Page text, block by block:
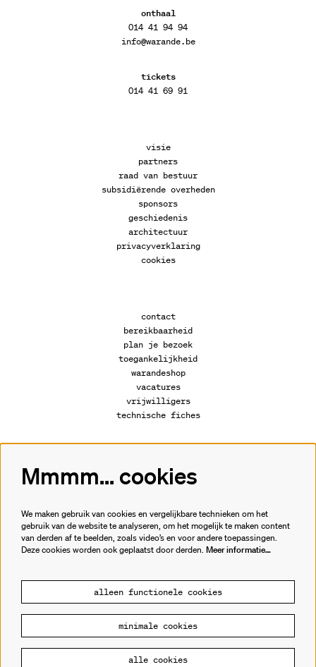
onthaal
014 41 94 94
info@warande.be
tickets
014 41 69 91
visie
partners
raad van bestuur
subsidiërende overheden
sponsors
geschiedenis
architectuur
privacyverklaring
cookies
contact
bereikbaarheid
plan je bezoek
toegankelijkheid
warandeshop
vacatures
vrijwilligers
technische fiches
Volg ons
Meld je aan voor de nieuwsbrief.
© Cultuurhuis de Warande
Powered byCultureSuite
Mmmm... cookies
We maken gebruik van cookies en vergelijkbare technieken om het
gebruik van de website te analyseren, om het mogelijk te maken content
van derden af te beelden, zoals video’s en voor andere toepassingen.
Deze cookies worden ook geplaatst door derden. Meer informatie…
alleen functionele cookies
minimale cookies
alle cookies